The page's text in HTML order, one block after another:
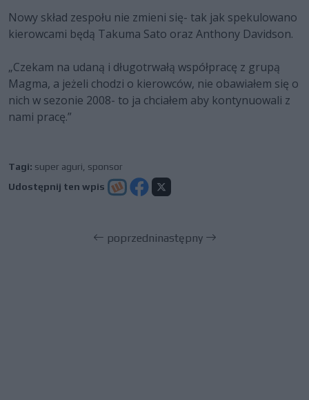
Nowy skład zespołu nie zmieni się- tak jak spekulowano
kierowcami będą Takuma Sato oraz Anthony Davidson.
„Czekam na udaną i długotrwałą współpracę z grupą
Magma, a jeżeli chodzi o kierowców, nie obawiałem się o
nich w sezonie 2008- to ja chciałem aby kontynuowali z
nami pracę.”
Tagi: super aguri sponsor
Udostępnij ten wpis
poprzedninastępny